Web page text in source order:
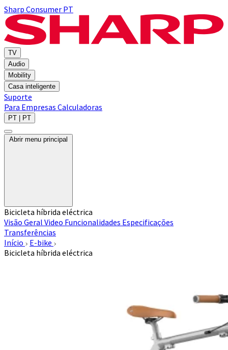
Sharp Consumer PT
TV
Audio
Mobility
Casa inteligente
Suporte
Para Empresas Calculadoras
PT | PT
Abrir menu principal
Bicicleta híbrida eléctrica
Visão Geral Video Funcionalidades Especificações
Transferências
Início
E-bike
Bicicleta híbrida eléctrica